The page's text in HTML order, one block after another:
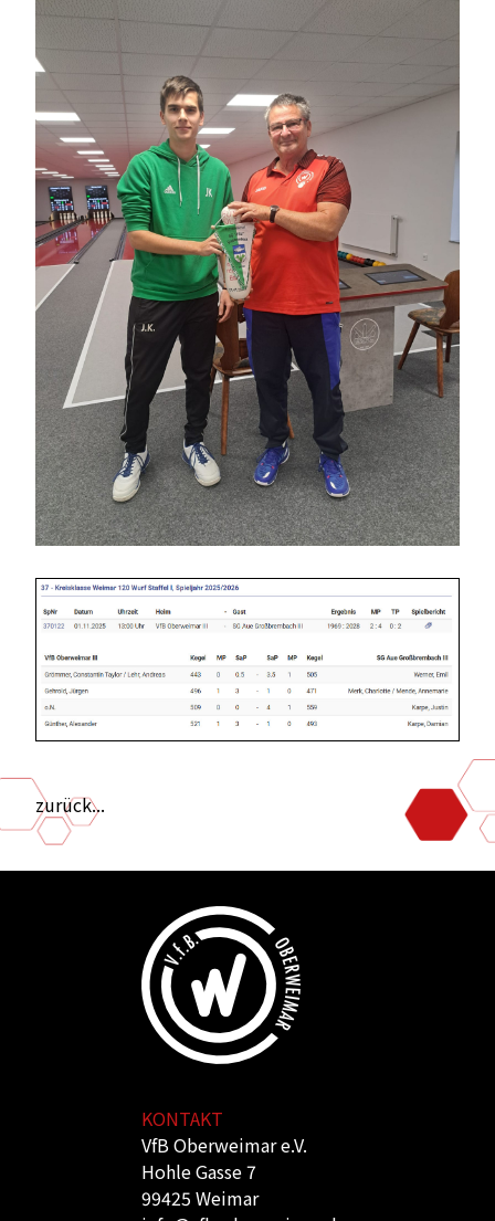
zurück...
KONTAKT
VfB Oberweimar e.V.
Hohle Gasse 7
99425 Weimar